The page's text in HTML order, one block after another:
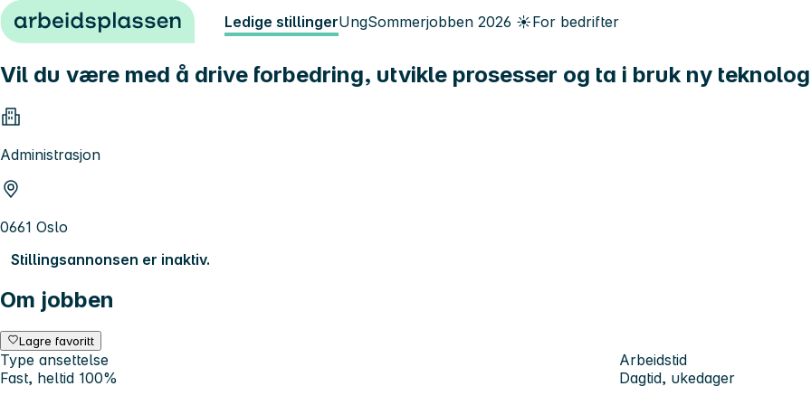
Hopp til innhold Ledige stillingerUngSommerjobben 2026 ☀️For bedrifter
Vil du være med å drive forbedring, utvikle prosesser og ta i bruk ny
Administrasjon
0661 Oslo
Stillingsannonsen er inaktiv.
Om jobben
Lagre favoritt
Type ansettelse
Fast, heltid 100%
Arbeidstid
Dagtid, ukedager